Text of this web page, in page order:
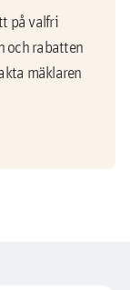
på valfri
och rabatten
mäklaren